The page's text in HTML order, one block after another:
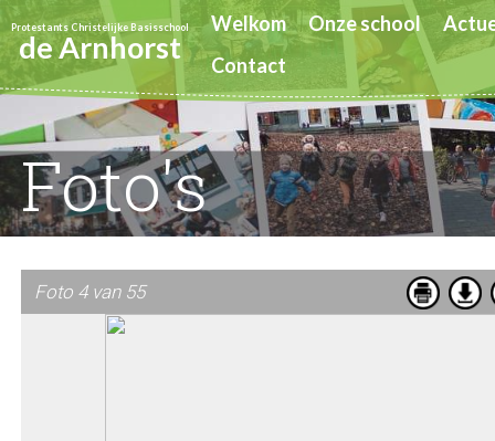
Foto's
Protestants Christelijke Basisschool
de Arnhorst
Welkom Onze school
Contact
Foto 4 van 55